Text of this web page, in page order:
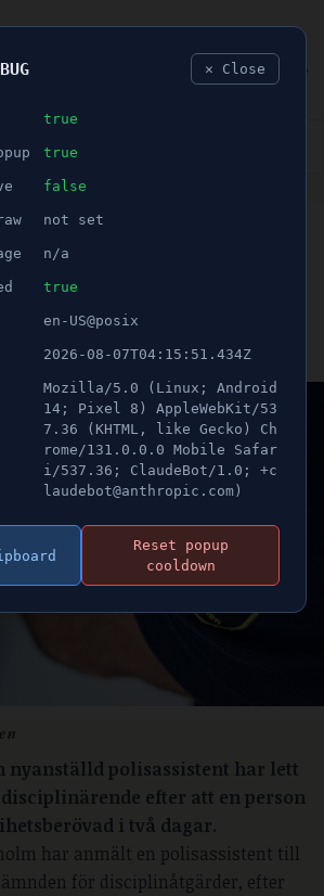
SPORT
ANNONS
hölls felaktigt
i två dagar
nyanställd polisassistent har lett
efter att en person
i två dagar.
har anmält en polisassistent till
för disciplinåtgärder, efter
✕ Close
true
true
false
not set
n/a
true
en-US@posix
2026-08-07T04:15:51.434Z
Mozilla/5.0 (Linux; Android
14; Pixel 8) AppleWebKit/53
7.36 (KHTML, like Gecko) Ch
rome/131.0.0.0 Mobile Safar
i/537.36; ClaudeBot/1.0; +c
laudebot@anthropic.com)
Reset popup
cooldown